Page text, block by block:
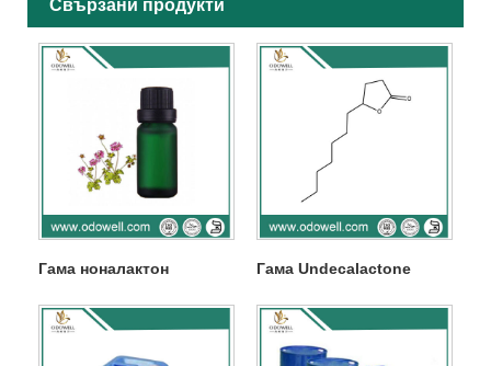
Свързани продукти
Гама ноналактон Гама Undecalactone